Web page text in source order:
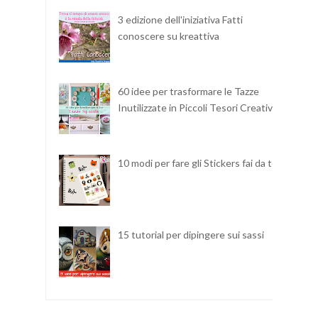
3 edizione dell'iniziativa Fatti
conoscere su kreattiva
60 idee per trasformare le Tazze
Inutilizzate in Piccoli Tesori Creativi
10 modi per fare gli Stickers fai da te
15 tutorial per dipingere sui sassi